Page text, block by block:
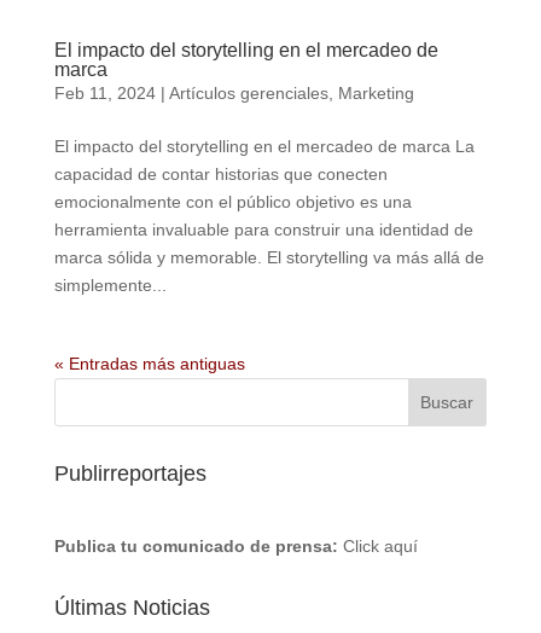
El impacto del storytelling en el mercadeo de
marca
Feb 11, 2024| Artículos gerenciales, Marketing
El impacto del storytelling en el mercadeo de marca La
capacidad de contar historias que conecten
emocionalmente con el público objetivo es una
herramienta invaluable para construir una identidad de
marca sólida y memorable. El storytelling va más allá de
simplemente...
« Entradas más antiguas
Publirreportajes
Publica tu comunicado de prensa: Click aquí
Últimas Noticias